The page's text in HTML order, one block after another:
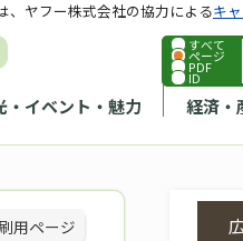
すべて
ページ
PDF
ID
・イベント・魅力 経済・
、ヤフー株式会社の協力によるキ
用ページ